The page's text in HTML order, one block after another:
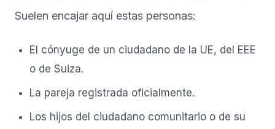
Suelen encajar aquí estas personas:
El cónyuge de un ciudadano de la UE, del EEE
o de Suiza.
La pareja registrada oficialmente.
Los hijos del ciudadano comunitario o de su